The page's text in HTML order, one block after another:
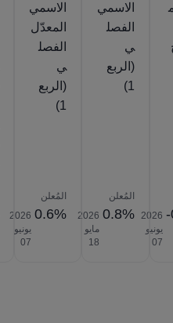
2026‎
يونيو
‎07
الاسمي
الفصل
ي
(الربع
1)
المُعلن
0.8%
2026‎
مايو
‎18
الاسمي
المعدّل
الفصل
ي
(الربع
1)
المُعلن
0.6%
2026‎
يونيو
‎07